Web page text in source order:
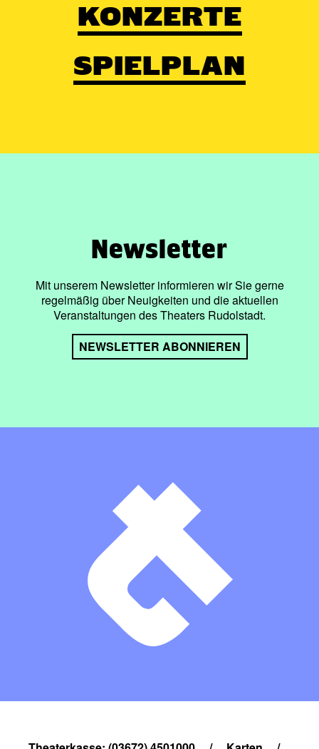
KONZERTE
SPIELPLAN
Newsletter
Mit unserem Newsletter informieren wir Sie gerne
regelmäßig über Neuigkeiten und die aktuellen
Veranstaltungen des Theaters Rudolstadt.
NEWSLETTER ABONNIEREN